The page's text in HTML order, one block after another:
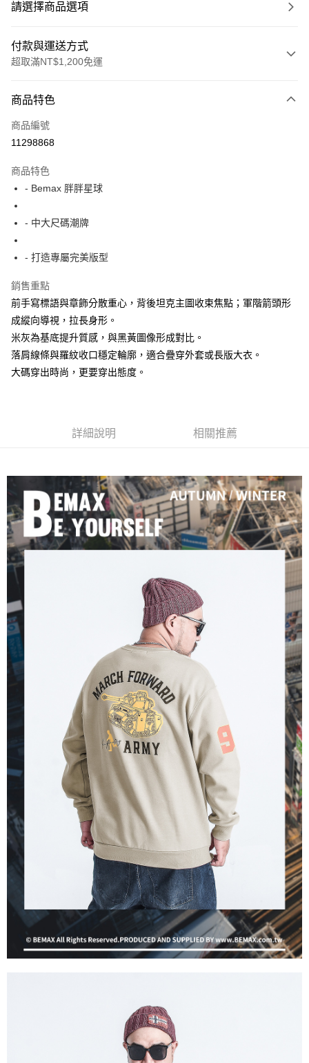
請選擇商品選項
付款與運送方式
超取滿NT$1,200免運
信用卡一次付款
超商取貨付款
Apple Pay
街口支付
AFTEE先享後付
相關說明
AFTEE先享後付是「在收到商品之後才付款」的支付方式。 讓您購物簡單
便利好安心！
１．簡單：不需註冊會員、不需綁卡、不需儲值。
２．便利：只要手機號碼，簡訊認證，即可結帳。
３．安心：先確認商品／服務後，再付款。
３．收到繳費通知簡訊後14天內，點擊此簡訊中的連結，可透過四大超商／
後付繳納相關費用。
※ 交易是否成功請以「AFTEE先享後付 」之結帳頁面顯示為準，若有關於
是否繳費成功／繳費後需取消欲退款等相關疑問，請聯繫「AFTEE先享後付
客戶支援中心」https://netprotections.freshdesk.com/support/home
【注意事項】
１．透過由恩沛科技股份有限公司提供之「AFTEE先享後付」服務完成之交
易，需依本服務之必要範圍內提供個人資料，並將交易相關給付款項請求債
權轉讓予恩沛科技股份有限公司。
２．關於個人資料處理事宜，請瀏覽以下網址：
https://aftee.tw/terms/#terms3
３．未成年的使用者請事先徵得法定代理人或監護人之同意方可使用
「AFTEE先享後付」，若未經同意申辦者引起之損失，本公司不負相關責
任。
４．使用「AFTEE先享後付」時，將依據個別帳號之用戶狀況，依本公司即
時審查核予不同之上限額度；若仍有額度不足之情形，本公司將視審查結果
請求用戶進行身份認證。
５．嚴禁一人註冊多個帳號或使用他人資訊註冊。若發現惡意使用之情形，
恩沛科技股份有限公司將有權停止該用戶之使用額度並採取法律行動。
ATM付款
運送方式
全家付款取貨
每筆NT$150
商品特色
商品編號
11298868
商品特色
- Bemax 胖胖星球
- 中大尺碼潮牌
- 打造專屬完美版型
銷售重點
前手寫標語與章飾分散重心，背後坦克主圖收束焦點；軍階箭頭形
成縱向導視，拉長身形。
米灰為基底提升質感，與黑黃圖像形成對比。
落肩線條與羅紋收口穩定輪廓，適合疊穿外套或長版大衣。
大碼穿出時尚，更要穿出態度。
詳細說明 相關推薦